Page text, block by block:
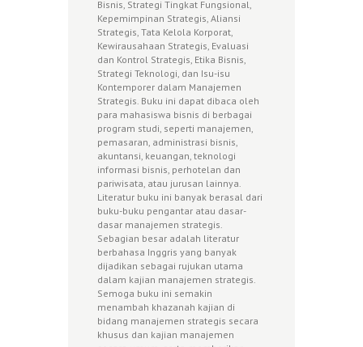
Bisnis, Strategi Tingkat Fungsional,
Kepemimpinan Strategis, Aliansi
Strategis, Tata Kelola Korporat,
Kewirausahaan Strategis, Evaluasi
dan Kontrol Strategis, Etika Bisnis,
Strategi Teknologi, dan Isu-isu
Kontemporer dalam Manajemen
Strategis. Buku ini dapat dibaca oleh
para mahasiswa bisnis di berbagai
program studi, seperti manajemen,
pemasaran, administrasi bisnis,
akuntansi, keuangan, teknologi
informasi bisnis, perhotelan dan
pariwisata, atau jurusan lainnya.
Literatur buku ini banyak berasal dari
buku-buku pengantar atau dasar-
dasar manajemen strategis.
Sebagian besar adalah literatur
berbahasa Inggris yang banyak
dijadikan sebagai rujukan utama
dalam kajian manajemen strategis.
Semoga buku ini semakin
menambah khazanah kajian di
bidang manajemen strategis secara
khusus dan kajian manajemen